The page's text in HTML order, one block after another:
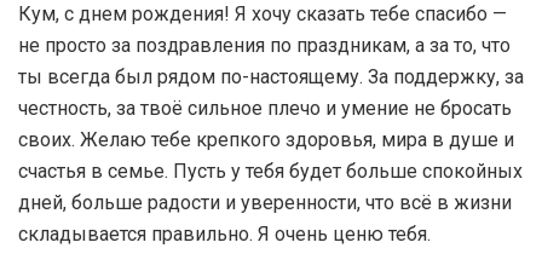
Кум, с днем рождения! Я хочу сказать тебе спасибо —
не просто за поздравления по праздникам, а за то, что
ты всегда был рядом по-настоящему. За поддержку, за
честность, за твоё сильное плечо и умение не бросать
своих. Желаю тебе крепкого здоровья, мира в душе и
счастья в семье. Пусть у тебя будет больше спокойных
дней, больше радости и уверенности, что всё в жизни
складывается правильно. Я очень ценю тебя.